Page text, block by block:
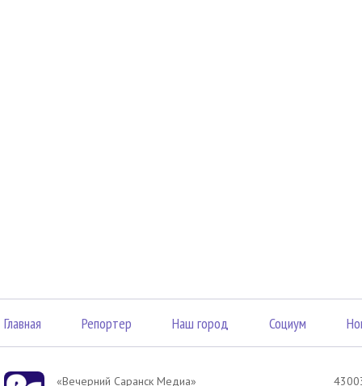
Главная Репортер Наш город Социум
«Вечерний Саранск Mедиа»